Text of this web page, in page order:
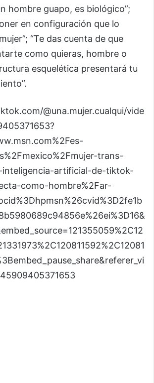
hombre guapo, es biológico”;
en configuración que lo
“Te das cuenta de que
como quieras, hombre o
esquelética presentará tu
@una.mujer.cualqui/vide
trans-
artificial-de-tiktok-
como-hombre%2Far-